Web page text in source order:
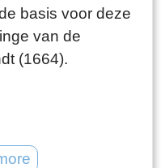
basis voor deze
van de
(1664).